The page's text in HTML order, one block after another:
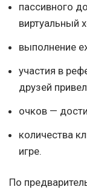
пассивного
виртуальный
выполнение
участия в
друзей
очков —
количества
игре.
По